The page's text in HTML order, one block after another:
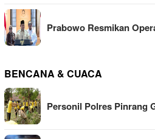
Prabowo Resmikan
BENCANA & CUACA
Personil Polres Pinrang